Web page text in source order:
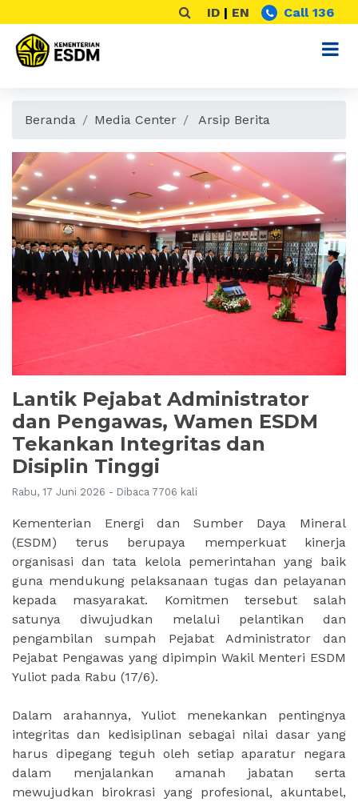
ID | EN Call 136
Beranda Media Center Arsip Berita
Lantik Pejabat Administrator
dan Pengawas, Wamen ESDM
Tekankan Integritas dan
Disiplin Tinggi
Rabu, 17 Juni 2026 - Dibaca 7706 kali
Kementerian Energi dan Sumber Daya Mineral
(ESDM) terus berupaya memperkuat kinerja
organisasi dan tata kelola pemerintahan yang baik
guna mendukung pelaksanaan tugas dan pelayanan
kepada masyarakat. Komitmen tersebut salah
satunya diwujudkan melalui pelantikan dan
pengambilan sumpah Pejabat Administrator dan
Pejabat Pengawas yang dipimpin Wakil Menteri ESDM
Yuliot pada Rabu (17/6).
Dalam arahannya, Yuliot menekankan pentingnya
integritas dan kedisiplinan sebagai nilai dasar yang
harus dipegang teguh oleh setiap aparatur negara
dalam menjalankan amanah jabatan serta
mewujudkan birokrasi yang profesional, akuntabel,